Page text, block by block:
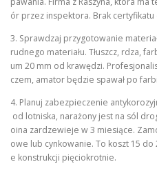
ór przez inspektora. Brak certyfikatu
3. Sprawdzaj przygotowanie
rudnego materiału. Tłuszcz, rdza,
um 20 mm od krawędzi.
czem, amator będzie spawał po
4. Planuj zabezpieczenie
od lotniska, narażony jest na sól
oina zardzewieje w 3 miesiące.
owe lub cynkowanie. To koszt 15 do
e konstrukcji pięciokrotnie.